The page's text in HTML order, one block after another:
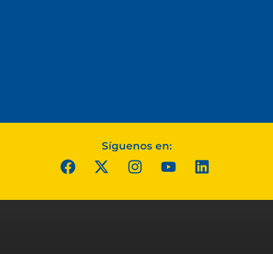
Síguenos en: